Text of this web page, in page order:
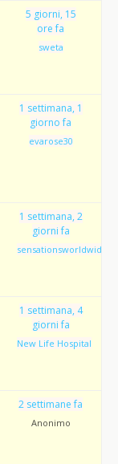
5 giorni, 15
ore fa
sweta
1 settimana, 1
giorno fa
evarose30
1 settimana, 2
giorni fa
sensationsworldwide
1 settimana, 4
giorni fa
New Life Hospital
2 settimane fa
Anonimo